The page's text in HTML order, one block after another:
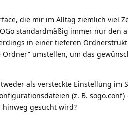
die mir im Alltag ziemlich viel
standardmäßig immer nur den
in einer tieferen
umstellen, um das
als versteckte Einstellung im
(z. B. sogo.conf)
gesucht wird?